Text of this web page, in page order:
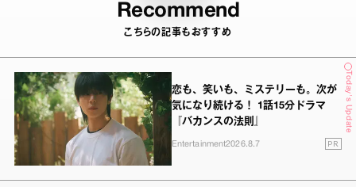
Recommend
こちらの記事もおすすめ
Today's Update
恋も、笑いも、ミステリーも。次が
気になり続ける！ 1話15分ドラマ
『バカンスの法則』
Entertainment2026.8.7 PR